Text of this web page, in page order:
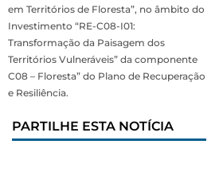
em Territórios de Floresta”, no âmbito do
Investimento “RE-C08-I01:
Transformação da Paisagem dos
Territórios Vulneráveis” da componente
C08 – Floresta” do Plano de Recuperação
e Resiliência.
PARTILHE ESTA NOTÍCIA